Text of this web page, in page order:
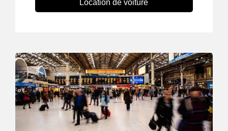
Location de voiture